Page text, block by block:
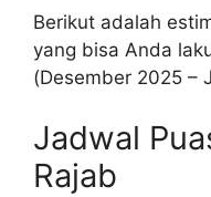
Berikut adalah
yang bisa Anda
(Desember 2025 –
Jadwal
Rajab